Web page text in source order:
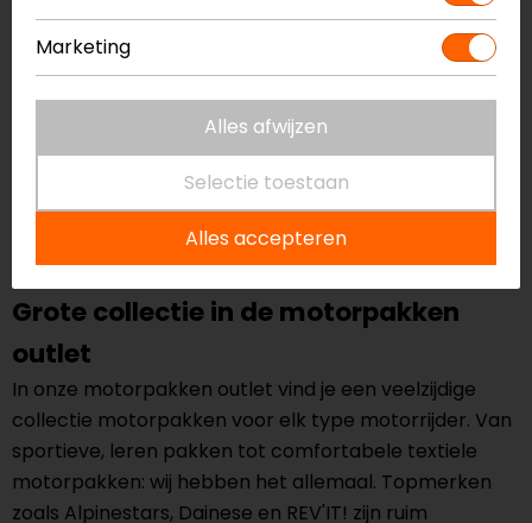
KILLALANE 1-delig
dames raceoverall
Grote collectie in de motorpakken
outlet
In onze motorpakken outlet vind je een veelzijdige
collectie motorpakken voor elk type motorrijder. Van
sportieve, leren pakken tot comfortabele textiele
motorpakken: wij hebben het allemaal. Topmerken
zoals Alpinestars, Dainese en REV'IT! zijn ruim
Marketing
Alles afwijzen
Selectie toestaan
Alles accepteren